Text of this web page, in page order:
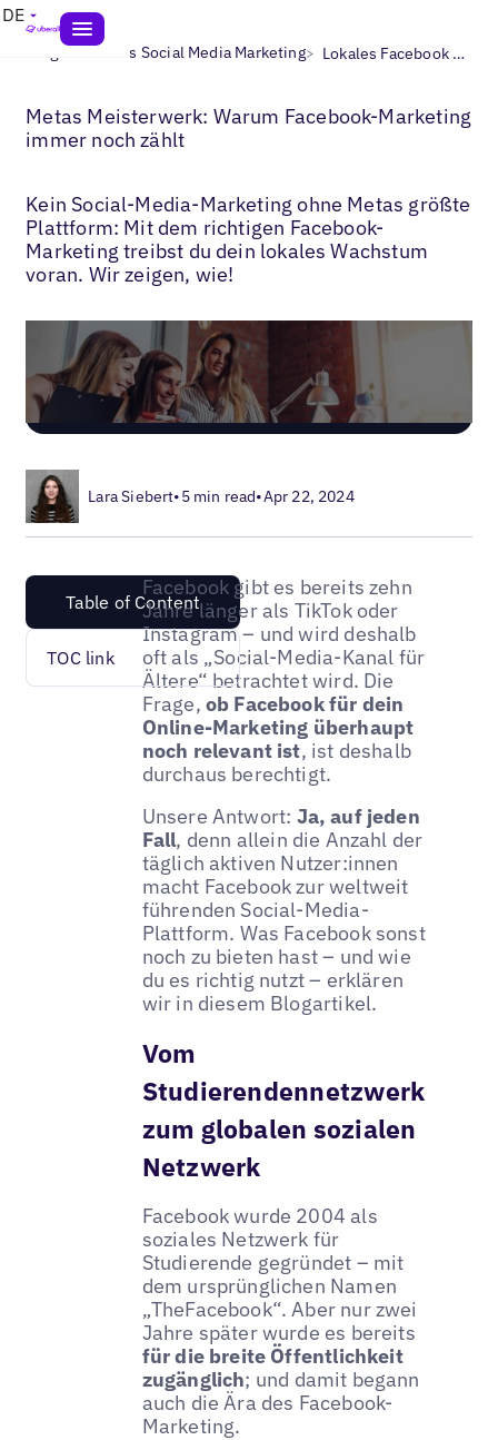
DE
Blogs> Lokales Social Media Marketing> Lokales Facebook Marketing
Metas Meisterwerk: Warum Facebook-Marketing
immer noch zählt
Kein Social-Media-Marketing ohne Metas größte
Plattform: Mit dem richtigen Facebook-
Marketing treibst du dein lokales Wachstum
voran. Wir zeigen, wie!
Lara Siebert•5 min read•Apr 22, 2024
Table of Content
TOC link
Facebook gibt es bereits zehn
Jahre länger als TikTok oder
Instagram – und wird deshalb
oft als „Social-Media-Kanal für
Ältere“ betrachtet wird. Die
Frage, ob Facebook für dein
Online-Marketing überhaupt
noch relevant ist, ist deshalb
durchaus berechtigt.
Unsere Antwort: Ja, auf jeden
Fall, denn allein die Anzahl der
täglich aktiven Nutzer:innen
macht Facebook zur weltweit
führenden Social-Media-
Plattform. Was Facebook sonst
noch zu bieten hast – und wie
du es richtig nutzt – erklären
wir in diesem Blogartikel.
Vom
Studierendennetzwerk
zum globalen sozialen
Netzwerk
Facebook wurde 2004 als
soziales Netzwerk für
Studierende gegründet – mit
dem ursprünglichen Namen
„TheFacebook“. Aber nur zwei
Jahre später wurde es bereits
für die breite Öffentlichkeit
zugänglich; und damit begann
auch die Ära des Facebook-
Marketing.